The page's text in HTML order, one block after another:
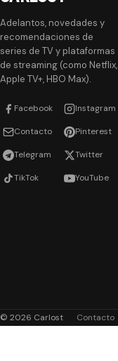
Adelantos, novedades y
recomendaciones de
series de TV y plataformas
de streaming (como Netflix,
Apple TV+, HBO Max).
Facebook Instagram
Contacto Pinterest
Telegram Twitter
TikTok YouTube
© 2026 Carlost Contacto